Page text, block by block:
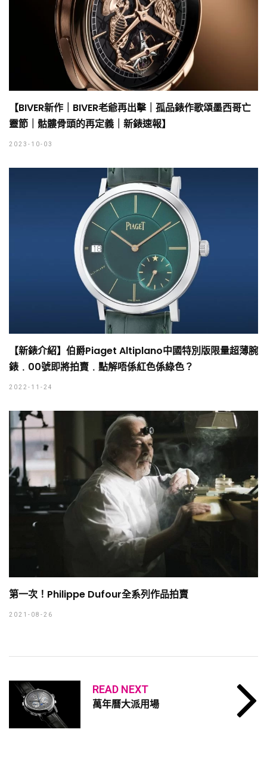
【BIVER新作｜BIVER老爺再出擊｜孤品錶作歌頌墨西哥亡
靈節｜骷髏骨頭的再定義｜新錶速報】
2023-10-03
【新錶介紹】伯爵Piaget Altiplano中國特別版限量超薄腕
錶﹒00號即將拍賣﹒點解唔係紅色係綠色？
2022-11-24
第一次！Philippe Dufour全系列作品拍賣
2021-08-26
READ NEXT
萬年曆大派用場